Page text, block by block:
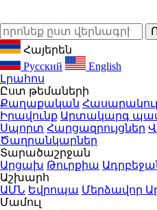
Հայերեն
Русский
English
Լրահոս
Ըստ թեմաների
Քաղաքական
Իրավունք Արտակարգ
Սպորտ Հարցազրույցներ
Ծաղրանկարներ
Տարածաշրջան
Արցախ Թուրքիա
Աշխարհ
ԱՄՆ Եվրոպա Մերձավոր
Մամուլ